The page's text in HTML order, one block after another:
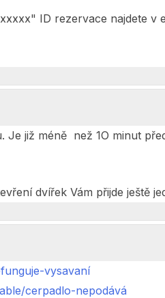
ID rezervace najdete v
již méně než 1O minut
dvířek Vám přijde ještě
vysavaní
cerpadlo-nepodává